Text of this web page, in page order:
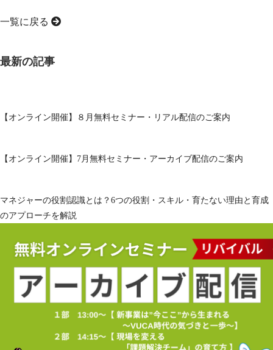
一覧に戻る
最新の記事
【オンライン開催】８月無料セミナー・リアル配信のご案内
【オンライン開催】7月無料セミナー・アーカイブ配信のご案内
マネジャーの役割認識とは？6つの役割・スキル・育たない理由と育成
のアプローチを解説